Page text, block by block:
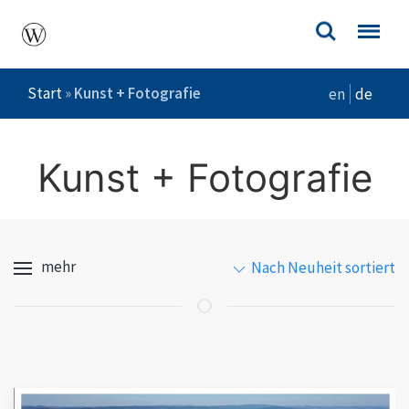
Start»Kunst + Fotografie en de
Kunst + Fotografie
Nach Neuheit sortiert
mehr